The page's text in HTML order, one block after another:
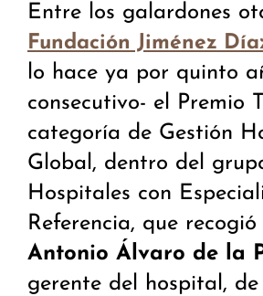
Entre los galardones
Fundación Jiménez
lo hace ya por quinto
consecutivo- el Premio
categoría de Gestión
Global, dentro del
Hospitales con
Referencia, que recogió
Antonio Álvaro de la
gerente del hospital,